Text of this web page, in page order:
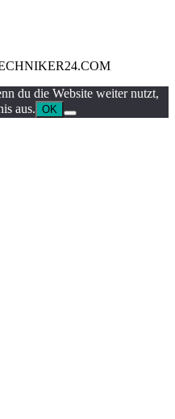
du die Website weiter nutzt,
aus. OK